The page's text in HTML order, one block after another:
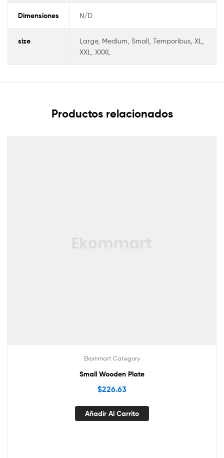
Dimensiones N/D
size
Large, Medium, Small, Temporibus, XL,
XXL, XXXL
Productos relacionados
Ekommart Category
Small Wooden Plate
$226.63
Añadir Al Carrito